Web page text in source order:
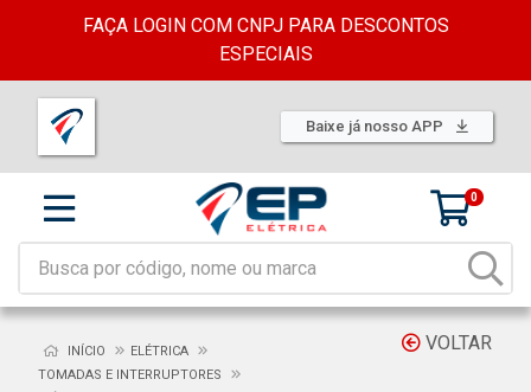
FAÇA LOGIN COM CNPJ PARA DESCONTOS
ESPECIAIS
Baixe já nosso APP
0
VOLTAR
INÍCIO
ELÉTRICA
TOMADAS E INTERRUPTORES